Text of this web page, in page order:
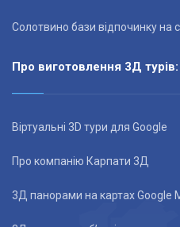
Солотвино бази відпочинку на
Про виготовлення 3Д турів:
Віртуальні 3D тури для Google
Про компанію Карпати 3Д
3Д панорами на картах Google